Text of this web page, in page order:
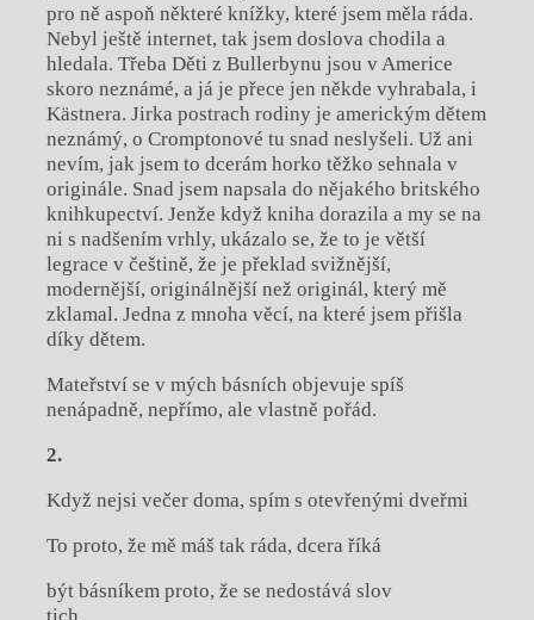
pro ně aspoň některé knížky, které jsem měla ráda.
Nebyl ještě internet, tak jsem doslova chodila a
hledala. Třeba Děti z Bullerbynu jsou v Americe
skoro neznámé, a já je přece jen někde vyhrabala, i
Kästnera. Jirka postrach rodiny je americkým dětem
neznámý, o Cromptonové tu snad neslyšeli. Už ani
nevím, jak jsem to dcerám horko těžko sehnala v
originále. Snad jsem napsala do nějakého britského
knihkupectví. Jenže když kniha dorazila a my se na
ni s nadšením vrhly, ukázalo se, že to je větší
legrace v češtině, že je překlad svižnější,
modernější, originálnější než originál, který mě
zklamal. Jedna z mnoha věcí, na které jsem přišla
díky dětem.
Mateřství se v mých básních objevuje spíš
nenápadně, nepřímo, ale vlastně pořád.
2.
Když nejsi večer doma, spím s otevřenými dveřmi
To proto, že mě máš tak ráda, dcera říká
být básníkem proto, že se nedostává slov
tich